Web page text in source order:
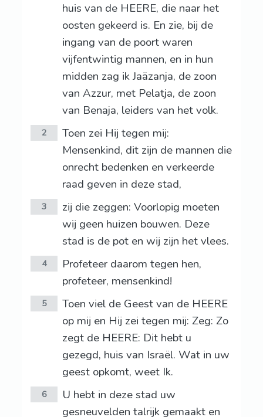
huis van de HEERE, die naar het
oosten gekeerd is. En zie, bij de
ingang van de poort waren
vijfentwintig mannen, en in hun
midden zag ik Jaäzanja, de zoon
van Azzur, met Pelatja, de zoon
van Benaja, leiders van het volk.
2
Toen zei Hij tegen mij:
Mensenkind, dit zijn de mannen die
onrecht bedenken en verkeerde
raad geven in deze stad,
3
zij die zeggen: Voorlopig moeten
wij geen huizen bouwen. Deze
stad is de pot en wij zijn het vlees.
4
Profeteer daarom tegen hen,
profeteer, mensenkind!
5
Toen viel de Geest van de HEERE
op mij en Hij zei tegen mij: Zeg: Zo
zegt de HEERE: Dit hebt u
gezegd, huis van Israël. Wat in uw
geest opkomt, weet Ik.
6
U hebt in deze stad uw
gesneuvelden talrijk gemaakt en